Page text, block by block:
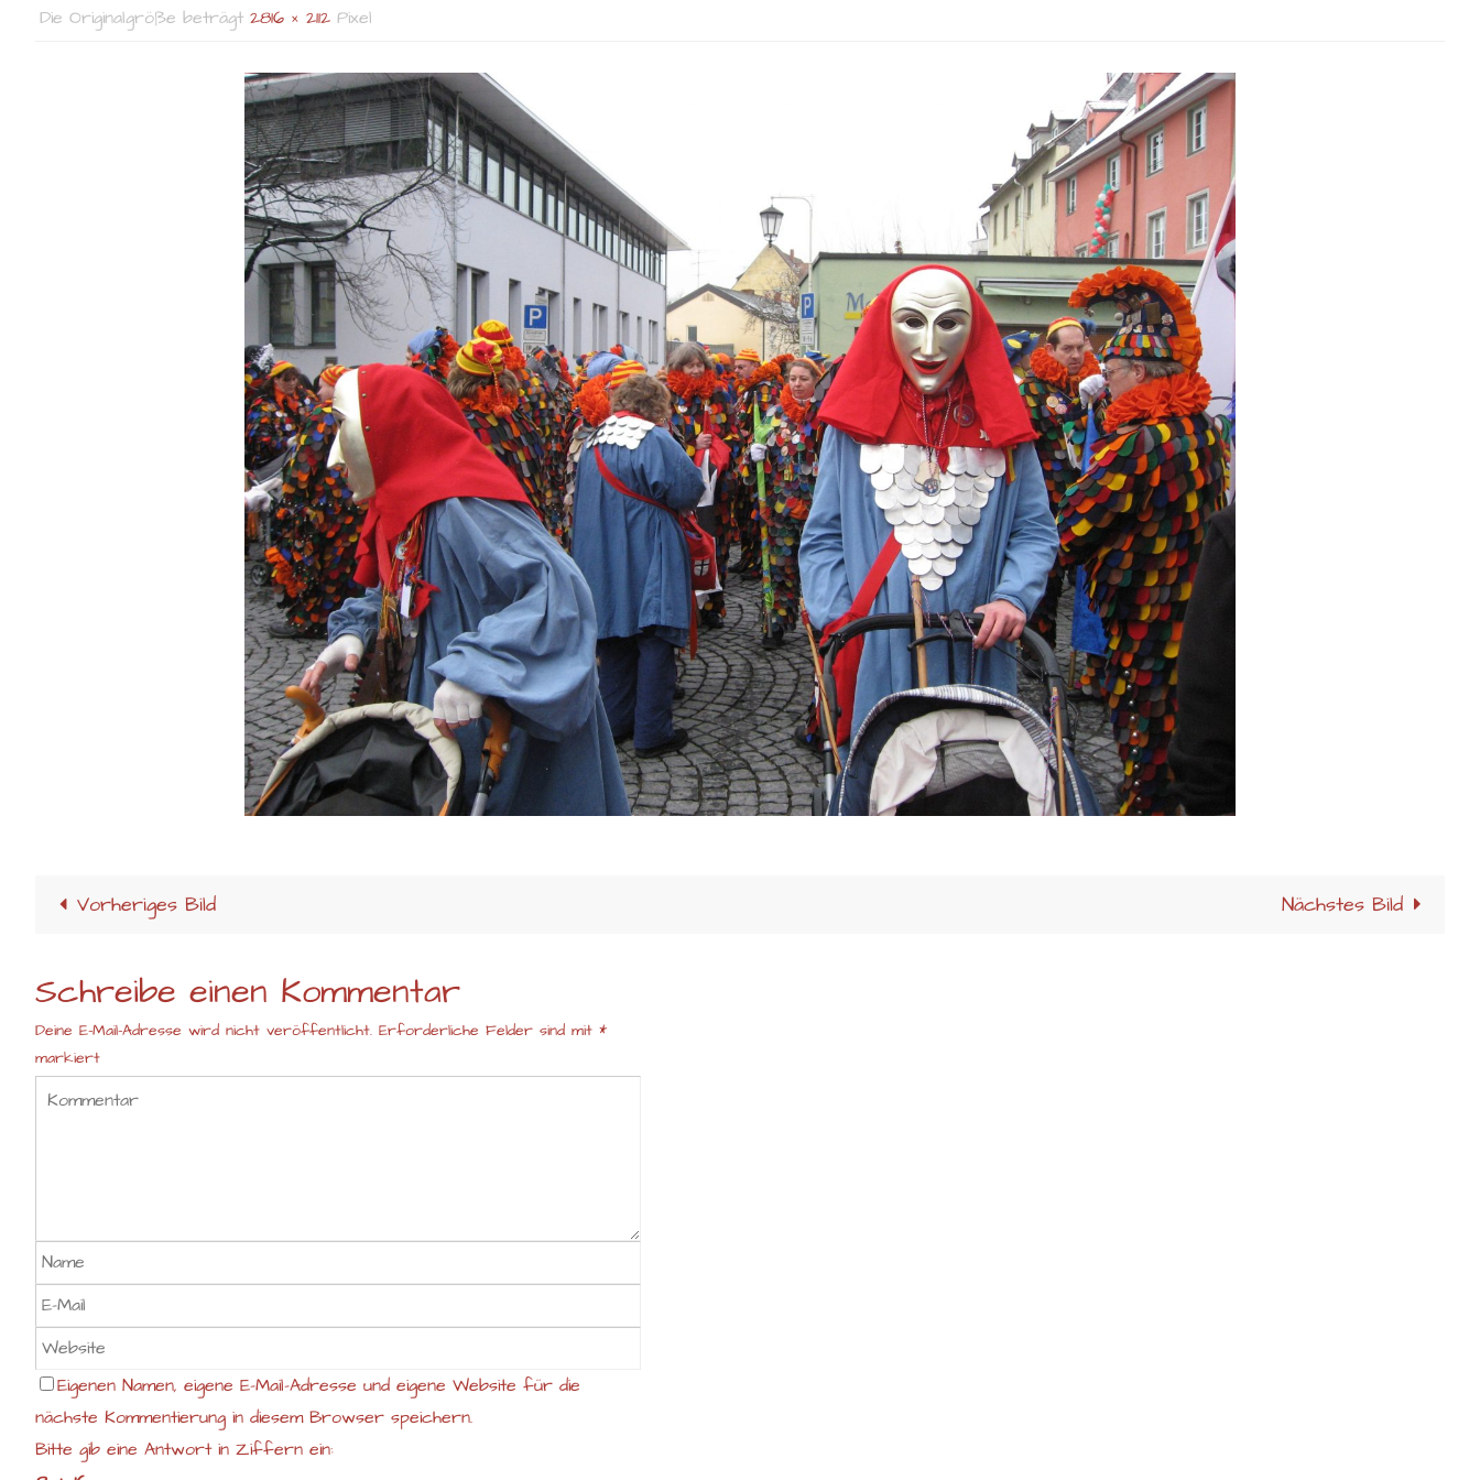
Die Originalgröße beträgt 2816 × 2112 Pixel
Vorheriges Bild Nächstes Bild
Schreibe einen Kommentar
Deine E-Mail-Adresse wird nicht veröffentlicht. Erforderliche Felder sind mit *
markiert
Eigenen Namen, eigene E-Mail-Adresse und eigene Website für die
nächste Kommentierung in diesem Browser speichern.
Bitte gib eine Antwort in Ziffern ein: